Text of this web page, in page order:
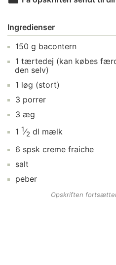
Ingredienser
150 g bacontern
1 tærtedej (kan købes
den selv)
1 løg (stort)
3 porrer
3 æg
1 1⁄2 dl mælk
6 spsk creme fraiche
salt
peber
Opskriften